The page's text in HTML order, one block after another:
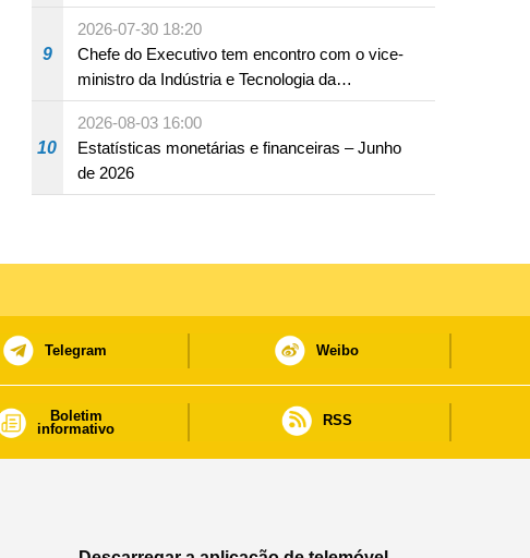
assumir por si a culpa na sequência de uma
infracção rodoviária
9
2026-07-30 18:20
Chefe do Executivo tem encontro com o vice-
ministro da Indústria e Tecnologia da
Informação
10
2026-08-03 16:00
Estatísticas monetárias e financeiras – Junho
de 2026
Telegram Weibo
Boletim
informativo
RSS